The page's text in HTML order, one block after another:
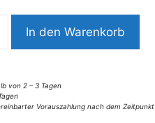
In den Warenkorb
von 2 – 3 Tagen
Vorauszahlung nach dem Zeitpunkt